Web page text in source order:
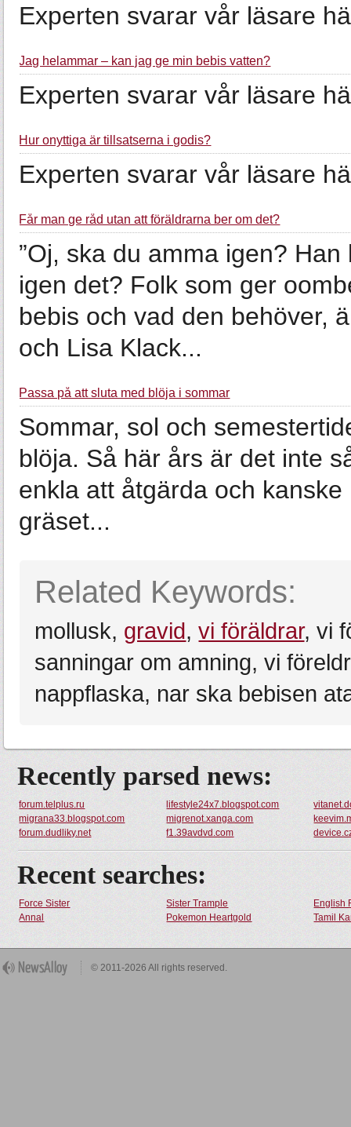
Experten svarar vår läsare
Jag helammar – kan jag ge min bebis vatten?
Experten svarar vår läsare
Hur onyttiga är tillsatserna i godis?
Experten svarar vår läsare
Får man ge råd utan att föräldrarna ber om det?
”Oj, ska du amma igen?
igen det? Folk som ger
bebis och vad den behöver,
och Lisa Klack...
Passa på att sluta med blöja i sommar
Sommar, sol och
blöja. Så här års är det inte
enkla att åtgärda och
gräset...
Related Keywords:
mollusk, gravid,vi föräldrar, vi
sanningar om amning, vi
nappflaska, nar ska bebisen
Recently parsed news:
forum.telplus.ru lifestyle24x7.blogspot.com
migrana33.blogspot.com
migrenot.xanga.com
forum.dudliky.net
f1.39avdvd.com
Recent searches:
Force Sister Sister Trample
English
Annal
Pokemon Heartgold Tamil
© 2011-2026 All rights reserved.